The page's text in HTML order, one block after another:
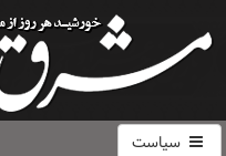
سیاست